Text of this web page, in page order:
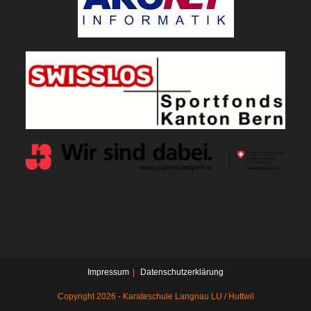
Impressum Datenschutzerklärung
Copyright 2026 - Karateschule Langnau LU / Huttwil